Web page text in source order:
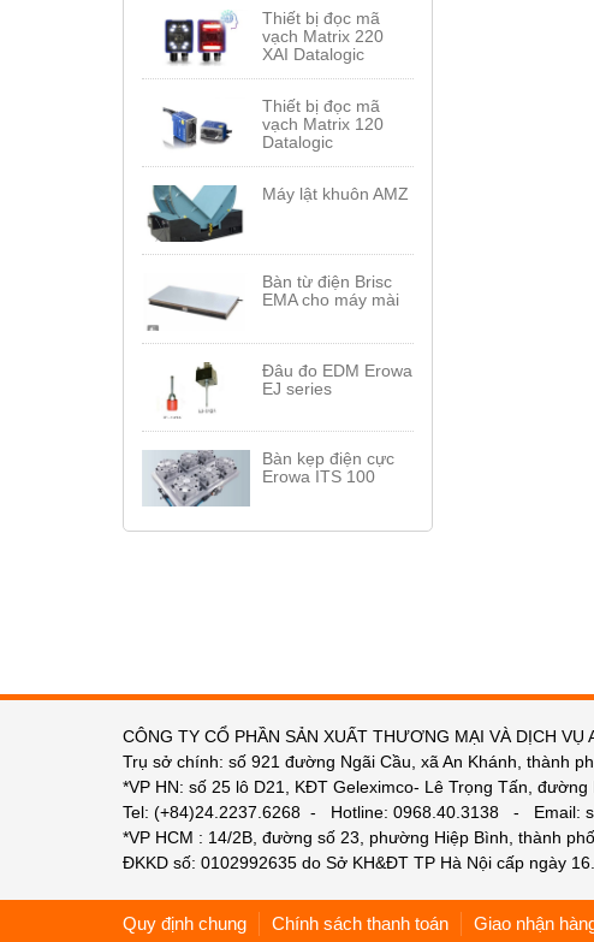
Thiết bị đọc mã
vạch Matrix 220
XAI Datalogic
Thiết bị đọc mã
vạch Matrix 120
Datalogic
Máy lật khuôn AMZ
Bàn từ điện Brisc
EMA cho máy mài
Đâu đo EDM Erowa
EJ series
Bàn kẹp điện cực
Erowa ITS 100
CÔNG TY CỔ PHẦN SẢN XUẤT THƯƠNG MẠI VÀ DỊCH VỤ
Trụ sở chính: số 921 đường Ngãi Cầu, xã An Khánh, thành
*VP HN: số 25 lô D21, KĐT Geleximco- Lê Trọng Tấn,
Tel: (+84)24.2237.6268 - Hotline: 0968.40.3138 - Email:
*VP HCM : 14/2B, đường số 23, phường Hiệp Bình, thành
ĐKKD số: 0102992635 do Sở KH&ĐT TP Hà Nội cấp ngày
Quy định chung Chính sách thanh toán Giao nhận